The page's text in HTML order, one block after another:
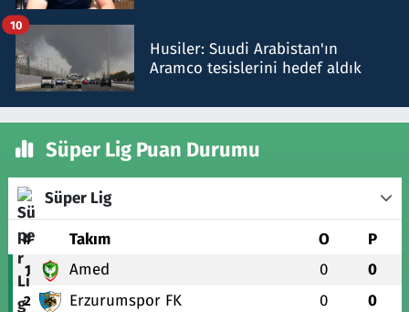
Husiler: Suudi Arabistan'ın
Aramco tesislerini hedef aldık
10
Süper Lig Puan Durumu
Süper Lig
# Takım O P
1 Amed 0 0
2 Erzurumspor FK 0 0